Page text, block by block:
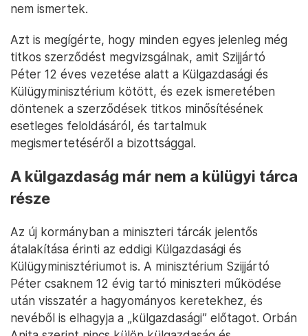
nem ismertek.
Azt is megígérte, hogy minden egyes jelenleg még
titkos szerződést megvizsgálnak, amit Szijjártó
Péter 12 éves vezetése alatt a Külgazdasági és
Külügyminisztérium kötött, és ezek ismeretében
döntenek a szerződések titkos minősítésének
esetleges feloldásáról, és tartalmuk
megismertetéséről a bizottsággal.
A külgazdaság már nem a külügyi tárca
része
Az új kormányban a miniszteri tárcák jelentős
átalakítása érinti az eddigi Külgazdasági és
Külügyminisztériumot is. A minisztérium Szijjártó
Péter csaknem 12 évig tartó miniszteri működése
után visszatér a hagyományos keretekhez, és
nevéből is elhagyja a „külgazdasági” előtagot. Orbán